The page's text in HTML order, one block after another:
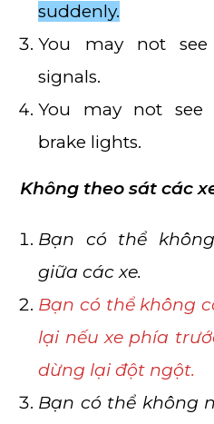
suddenly.
You may not see
signals.
You may not see
brake lights.
Không theo sát các
Bạn có thể
giữa các xe.
Bạn có thể không
lại nếu xe phía
dừng lại đột ngột.
Bạn có thể không